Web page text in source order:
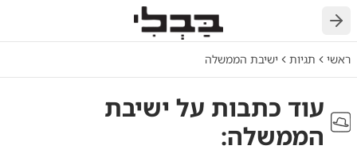
חזרה
ראשי תגיות ישיבת הממשלה
עוד כתבות על ישיבת
הממשלה: